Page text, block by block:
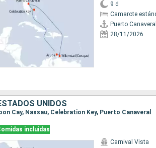
9 d
Camarote
Puerto Canaveral
28/11/2026
UNIDOS
Cay, Nassau, Celebration Key, Puerto Canaveral
incluidas
Carnival Vista